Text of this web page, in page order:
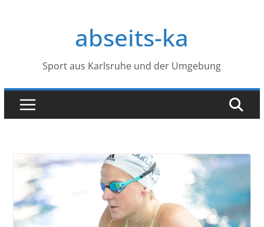
abseits-ka
Sport aus Karlsruhe und der Umgebung